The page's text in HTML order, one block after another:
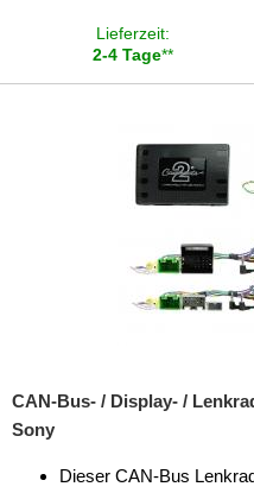
Lieferzeit:
2-4 Tage**
CAN-Bus- / Display- /
Sony
Dieser CAN-Bus